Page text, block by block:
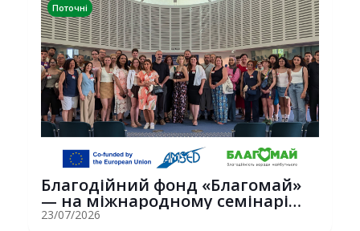
Поточні
Благодійний фонд «Благомай»
— на міжнародному семінарі
Erasmus+ у С...
23/07/2026